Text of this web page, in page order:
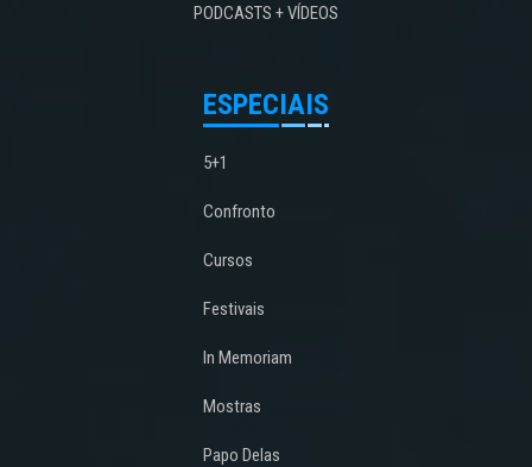
PODCASTS + VÍDEOS
ESPECIAIS
5+1
Confronto
Cursos
Festivais
In Memoriam
Mostras
Papo Delas